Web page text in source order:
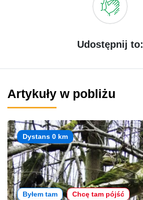
Udostępnij to:
Artykuły w pobliżu
Dystans 0 km
Byłem tam Chcę tam pójść